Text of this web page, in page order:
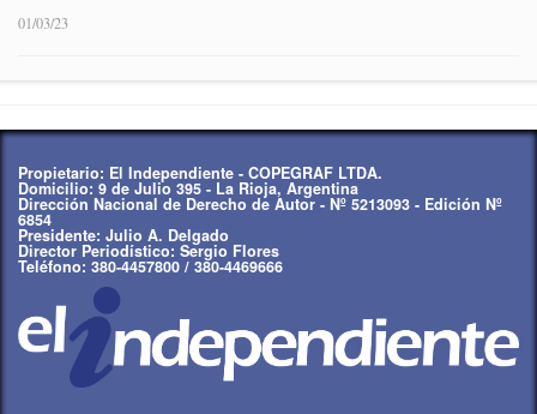
01/03/23
Propietario: El Independiente - COPEGRAF LTDA.
Domicilio: 9 de Julio 395 - La Rioja, Argentina
Dirección Nacional de Derecho de Autor - Nº 5213093 - Edición Nº
6854
Presidente: Julio A. Delgado
Director Periodístico: Sergio Flores
Teléfono: 380-4457800 / 380-4469666